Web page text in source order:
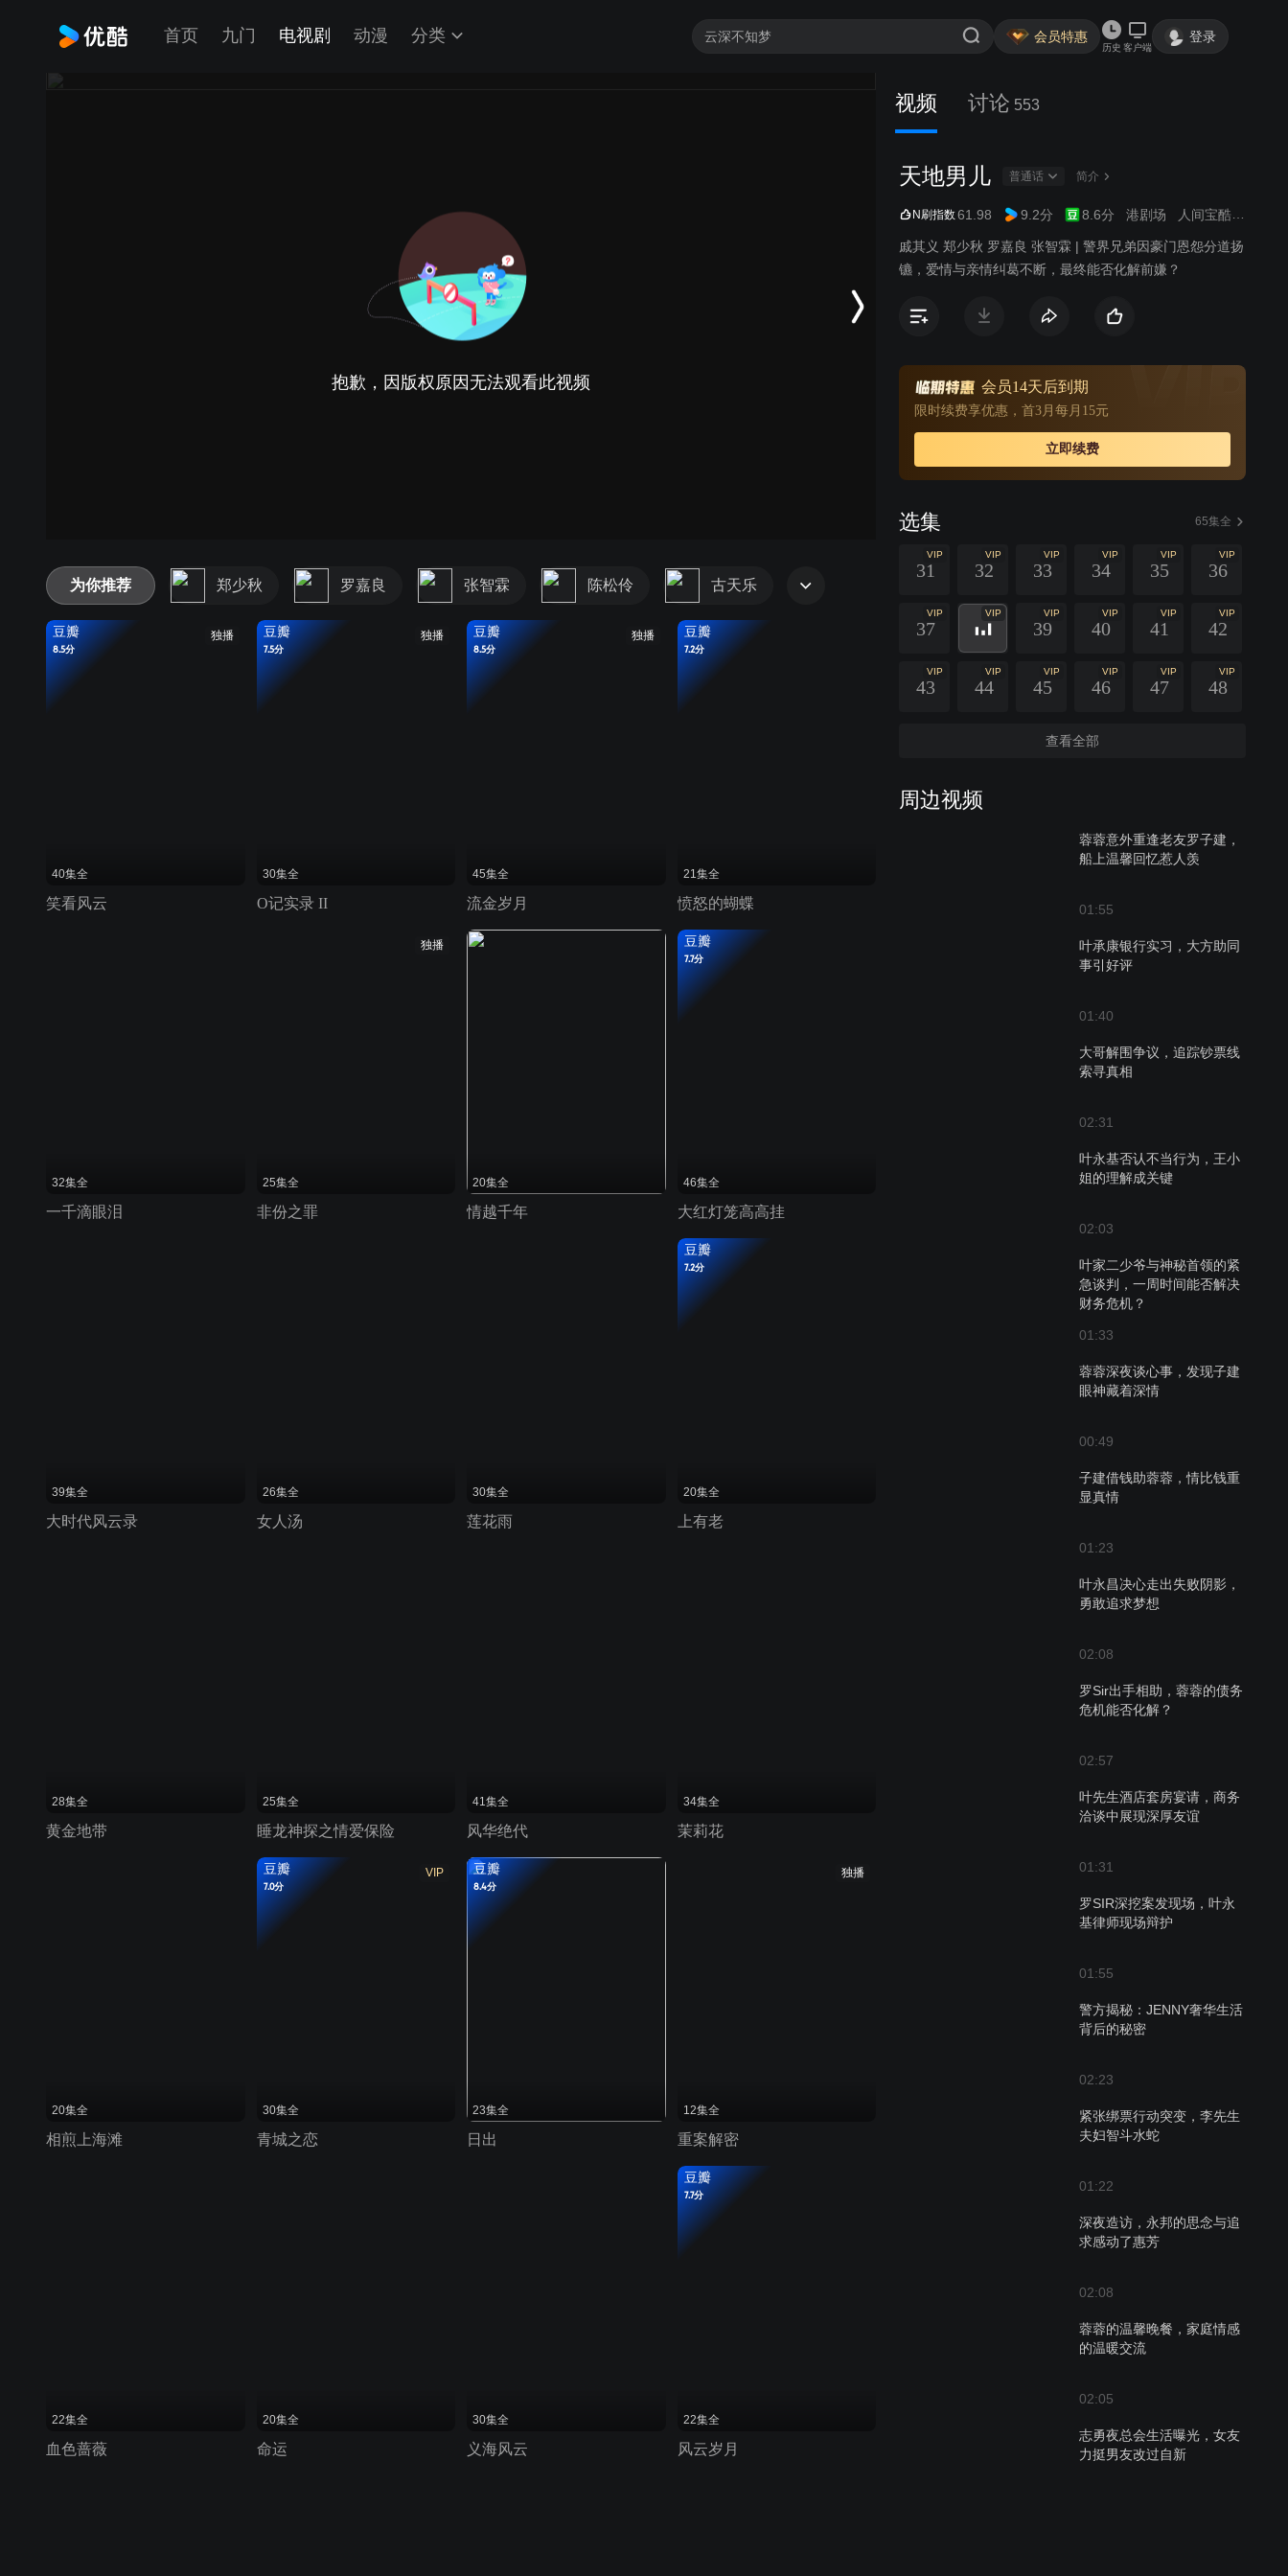
首页 九门 电视剧 动漫 分类 会员特惠
历史 客户端
登录
抱歉，因版权原因无法观看此视频
视频 讨论 553
天地男儿 普通话 简介
N刷指数61.98 9.2分 8.6分 港剧场 人间宝酷
戚其义 郑少秋 罗嘉良 张智霖 | 警界兄弟因豪门恩怨分道扬
镳，爱情与亲情纠葛不断，最终能否化解前嫌？
会员14天后到期
限时续费享优惠，首3月每月15元
立即续费
选集 65集全
VIP
31
VIP
32
VIP
33
VIP
34
VIP
35
VIP
36
VIP
37
VIP VIP
39
VIP
40
VIP
41
VIP
42
VIP
43
VIP
44
VIP
45
VIP
46
VIP
47
VIP
48
查看全部
周边视频
蓉蓉意外重逢老友罗子建，
船上温馨回忆惹人羡
01:55
叶承康银行实习，大方助同
事引好评
01:40
大哥解围争议，追踪钞票线
索寻真相
02:31
叶永基否认不当行为，王小
姐的理解成关键
02:03
叶家二少爷与神秘首领的紧
急谈判，一周时间能否解决
财务危机？
01:33
蓉蓉深夜谈心事，发现子建
眼神藏着深情
00:49
子建借钱助蓉蓉，情比钱重
显真情
01:23
叶永昌决心走出失败阴影，
勇敢追求梦想
02:08
罗Sir出手相助，蓉蓉的债务
危机能否化解？
02:57
叶先生酒店套房宴请，商务
洽谈中展现深厚友谊
01:31
罗SIR深挖案发现场，叶永
基律师现场辩护
01:55
警方揭秘：JENNY奢华生活
背后的秘密
02:23
紧张绑票行动突变，李先生
夫妇智斗水蛇
01:22
深夜造访，永邦的思念与追
求感动了惠芳
02:08
蓉蓉的温馨晚餐，家庭情感
的温暖交流
02:05
志勇夜总会生活曝光，女友
力挺男友改过自新
为你推荐 郑少秋 罗嘉良 张智霖 陈松伶 古天乐
独播
豆瓣
8.5分
40集全
笑看风云
独播
豆瓣
7.5分
30集全
O记实录 II
独播
豆瓣
8.5分
45集全
流金岁月
豆瓣
7.2分
21集全
愤怒的蝴蝶
32集全
一千滴眼泪
独播
25集全
非份之罪
20集全
情越千年
豆瓣
7.7分
46集全
大红灯笼高高挂
39集全
大时代风云录
26集全
女人汤
30集全
莲花雨
豆瓣
7.2分
20集全
上有老
28集全
黄金地带
25集全
睡龙神探之情爱保险
41集全
风华绝代
34集全
茉莉花
20集全
相煎上海滩
VIP
豆瓣
7.0分
30集全
青城之恋
豆瓣
8.4分
23集全
日出
独播
12集全
重案解密
22集全
血色蔷薇
20集全
命运
30集全
义海风云
豆瓣
7.7分
22集全
风云岁月